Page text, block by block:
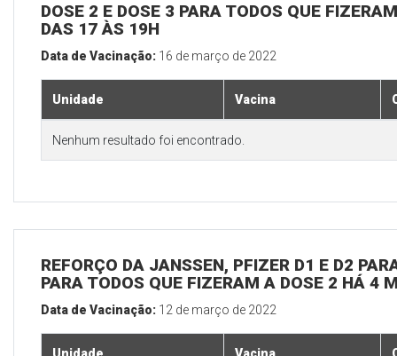
DOSE 2 E DOSE 3 PARA TODOS QUE
DAS 17 ÀS 19H
Data de Vacinação: 16 de março de 2022
Unidade Vacina
Nenhum resultado foi encontrado.
REFORÇO DA JANSSEN, PFIZER D1 E D2
PARA TODOS QUE FIZERAM A DOSE 2 HÁ 4
Data de Vacinação: 12 de março de 2022